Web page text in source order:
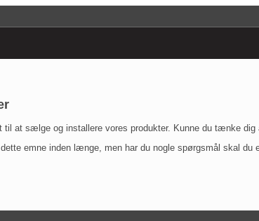
til at sælge og installere vores produkter. Kunne du tænke dig
emne inden længe, men har du nogle spørgsmål skal